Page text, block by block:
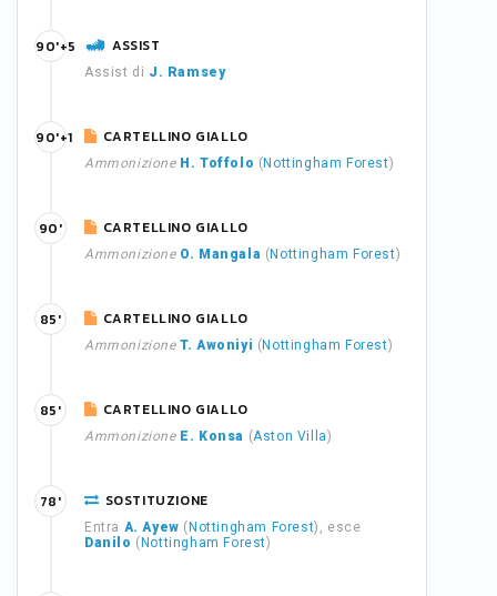
ASSIST
Assist di J. Ramsey
90'+5
CARTELLINO GIALLO
Ammonizione H. Toffolo ( Nottingham Forest)
90'+1
CARTELLINO GIALLO
Ammonizione O. Mangala ( Nottingham Forest)
90'
CARTELLINO GIALLO
Ammonizione T. Awoniyi ( Nottingham Forest)
85'
CARTELLINO GIALLO
Ammonizione E. Konsa (Aston Villa)
85'
SOSTITUZIONE
Entra A. Ayew ( Nottingham Forest), esce
Danilo ( Nottingham Forest)
78'